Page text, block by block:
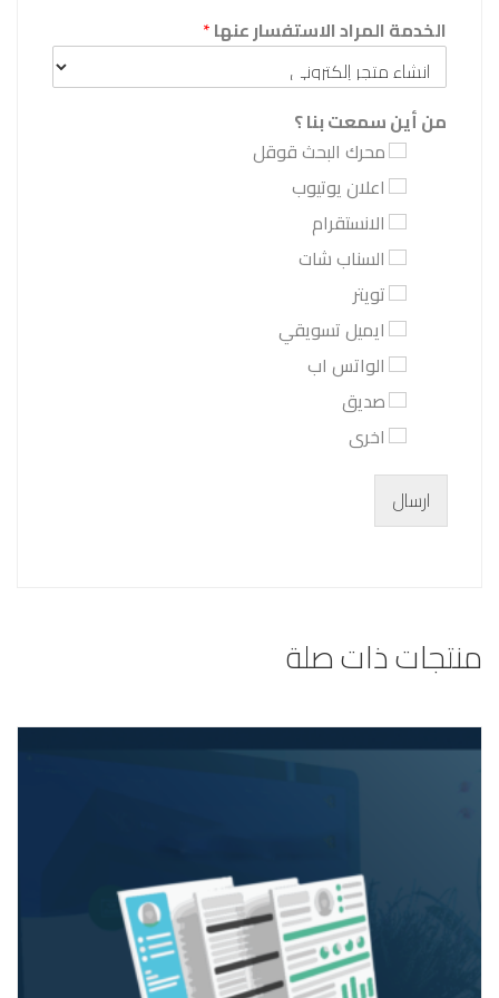
الخدمة المراد الاستفسار عنها*
من أين سمعت بنا ؟
محرك البحث قوقل
اعلان يوتيوب
الانستقرام
السناب شات
تويتر
ايميل تسويقي
الواتس اب
صديق
اخرى
ارسال
منتجات ذات صلة